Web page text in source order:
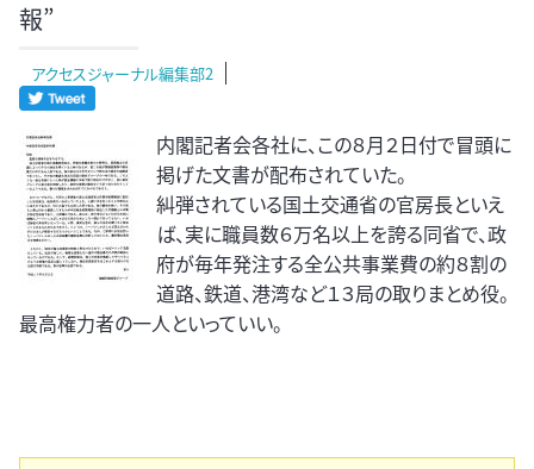
報”
アクセスジャーナル編集部2
内閣記者会各社に、この８月２日付で冒頭に
掲げた文書が配布されていた。
糾弾されている国土交通省の官房長といえ
ば、実に職員数６万名以上を誇る同省で、政
府が毎年発注する全公共事業費の約８割の
道路、鉄道、港湾など１３局の取りまとめ役。
最高権力者の一人といっていい。